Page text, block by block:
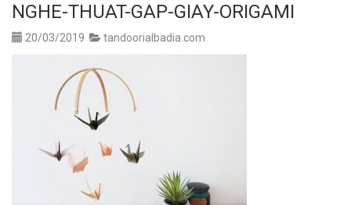
NGHE-THUAT-GAP-GIAY-ORIGAMI
20/03/2019 tandoorialbadia.com